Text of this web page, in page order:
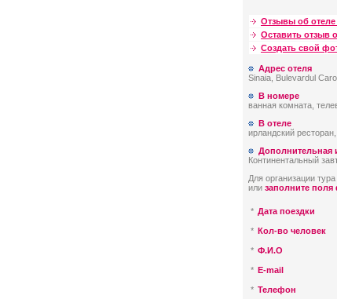
Отзывы об отеле
Оставить отзыв
Создать свой
Адрес отеля
Sinaia, Bulevardul
В номере
ванная комната,
В отеле
ирландский
Дополнительная
Континентальный
Для организации
или заполните
* Дата поездки
* Кол-во человек
* Ф.И.О
* E-mail
* Телефон